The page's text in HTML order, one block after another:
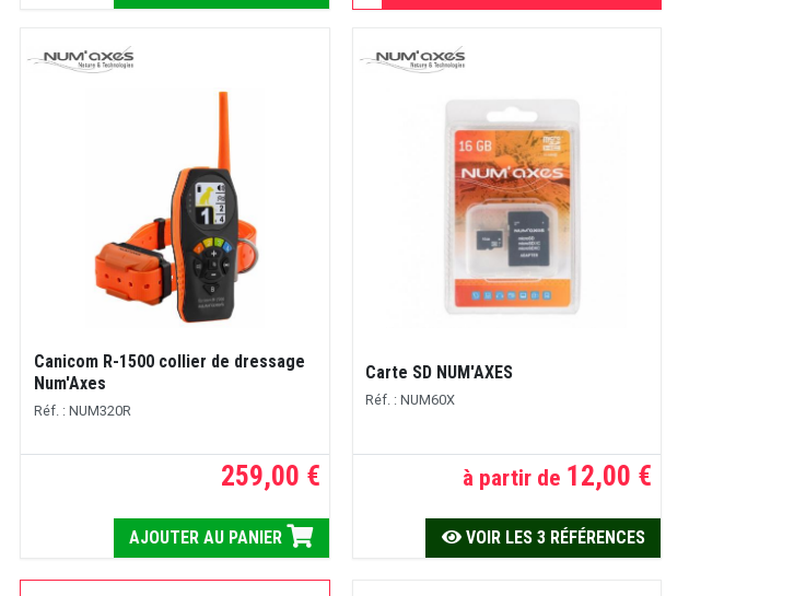
Canicom R-1500 collier de dressage
Num'Axes
Réf. : NUM320R
259,00 €
AJOUTER AU PANIER
Carte SD NUM'AXES
Réf. : NUM60X
à partir de12,00 €
VOIR LES 3 RÉFÉRENCES